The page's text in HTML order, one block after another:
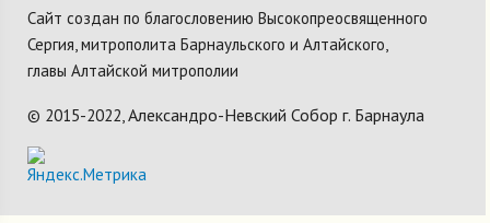
Сайт создан по благословению Высокопреосвященного
Сергия, митрополита Барнаульского и Алтайского,
главы Алтайской митрополии
© 2015-2022, Александро-Невский Собор г. Барнаула